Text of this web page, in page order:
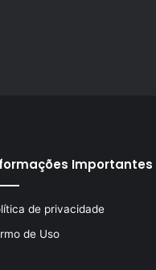
Importantes
de privacidade
de Uso